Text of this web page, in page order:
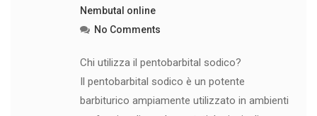
Nembutal online
No Comments
Chi utilizza il pentobarbital sodico?
Il pentobarbital sodico è un potente
barbiturico ampiamente utilizzato in ambienti